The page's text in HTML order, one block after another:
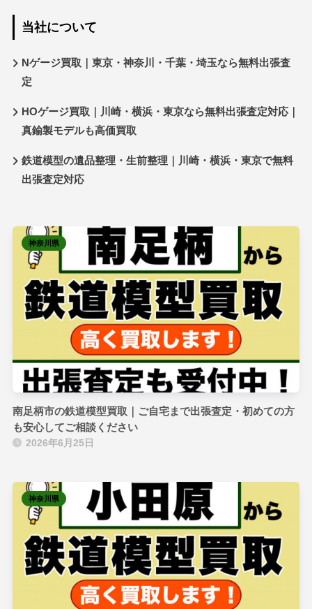
当社について
Nゲージ買取｜東京・神奈川・千葉・埼玉なら無料出張査
定
HOゲージ買取｜川崎・横浜・東京なら無料出張査定対応｜
真鍮製モデルも高価買取
鉄道模型の遺品整理・生前整理｜川崎・横浜・東京で無料
出張査定対応
南足柄市の鉄道模型買取｜ご自宅まで出張査定・初めての方
も安心してご相談ください
2026年6月25日
神奈川県
神奈川県